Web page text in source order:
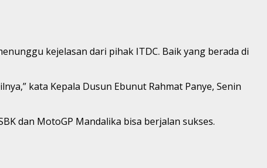
kejelasan dari pihak ITDC. Baik yang berada di
kata Kepala Dusun Ebunut Rahmat Panye, Senin
dan MotoGP Mandalika bisa berjalan sukses.